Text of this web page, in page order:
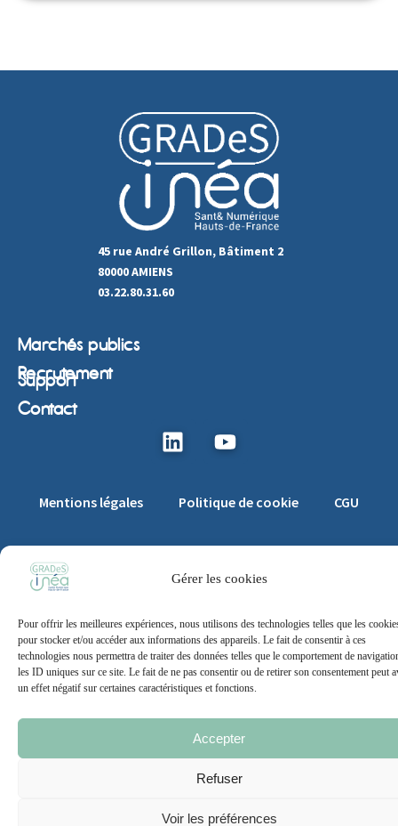
Gérer les cookies
Pour offrir les meilleures expériences, nous utilisons des technologies telles que les
pour stocker et/ou accéder aux informations des appareils. Le fait de consentir à ces
technologies nous permettra de traiter des données telles que le comportement de
les ID uniques sur ce site. Le fait de ne pas consentir ou de retirer son consentement peut
un effet négatif sur certaines caractéristiques et fonctions.
Accepter
Refuser
Voir les préférences
45 rue André Grillon, Bâtiment 2
80000 AMIENS
03.22.80.31.60
Marchés publics
Recrutement
Support
Contact
Mentions légales Politique de cookie CGU
2021 – 2026 | Un siteGrand Nord l’Agence